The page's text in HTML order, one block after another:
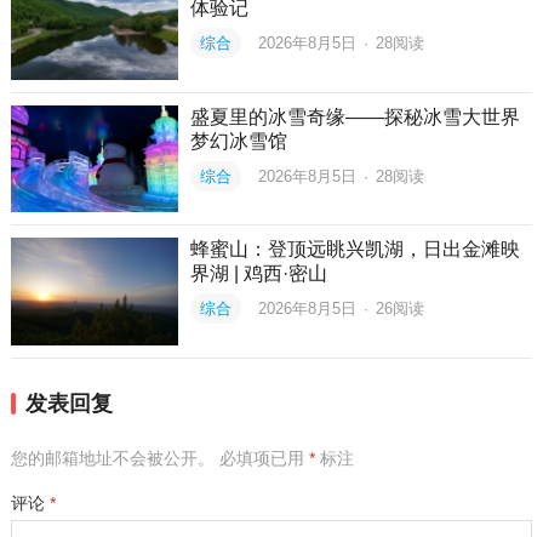
体验记
综合 2026年8月5日 · 28阅读
盛夏里的冰雪奇缘——探秘冰雪大世界
梦幻冰雪馆
综合 2026年8月5日 · 28阅读
蜂蜜山：登顶远眺兴凯湖，日出金滩映
界湖 | 鸡西·密山
综合 2026年8月5日 · 26阅读
发表回复
您的邮箱地址不会被公开。 必填项已用 *标注
评论 *